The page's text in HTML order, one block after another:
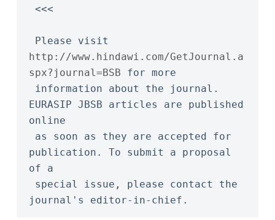
<<<
http://www.hindawi.com/GetJournal.a
spx?journal=BSB for more
EURASIP JBSB articles are published
online
publication. To submit a proposal
of a
journal's editor-in-chief.